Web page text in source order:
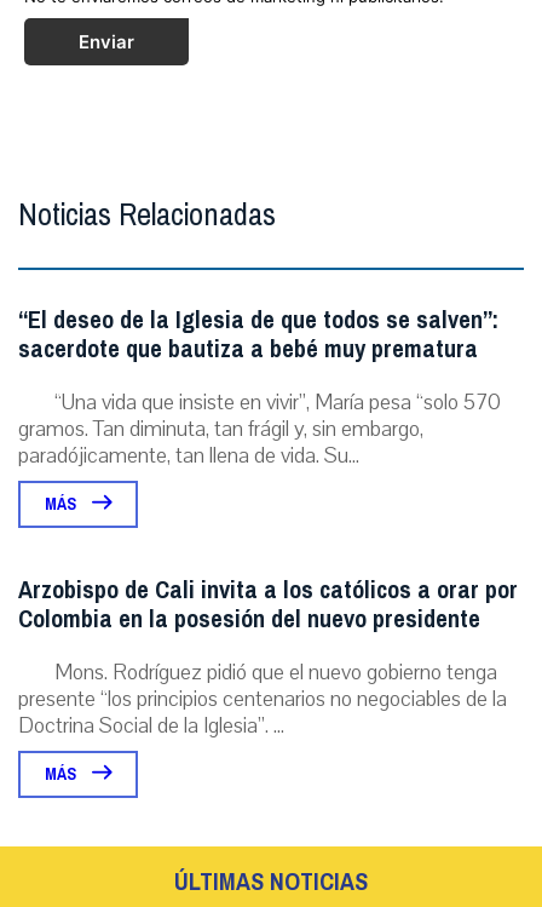
Enviar
Noticias Relacionadas
“El deseo de la Iglesia de que todos se salven”:
sacerdote que bautiza a bebé muy prematura
“Una vida que insiste en vivir”, María pesa “solo 570
gramos. Tan diminuta, tan frágil y, sin embargo,
paradójicamente, tan llena de vida. Su...
MÁS
Arzobispo de Cali invita a los católicos a orar por
Colombia en la posesión del nuevo presidente
Mons. Rodríguez pidió que el nuevo gobierno tenga
presente “los principios centenarios no negociables de la
Doctrina Social de la Iglesia”. ...
MÁS
ÚLTIMAS NOTICIAS